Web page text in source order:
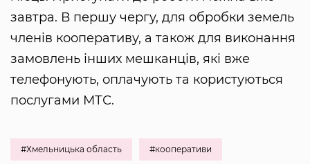
завтра. В першу чергу, для обробки земель
членів кооперативу, а також для виконання
замовлень інших мешканців, які вже
телефонують, оплачують та користуються
послугами МТС.
#Хмельницька область #кооперативи